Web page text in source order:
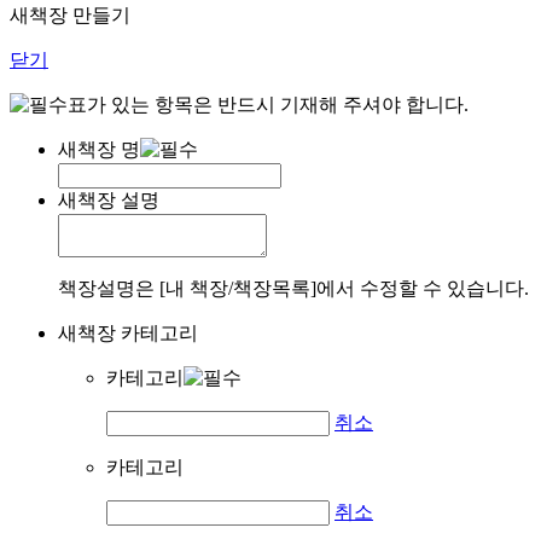
새책장 만들기
닫기
표가 있는 항목은 반드시 기재해 주셔야 합니다.
새책장 명
새책장 설명
책장설명은 [내 책장/책장목록]에서 수정할 수 있습니다.
새책장 카테고리
카테고리
취소
카테고리
취소